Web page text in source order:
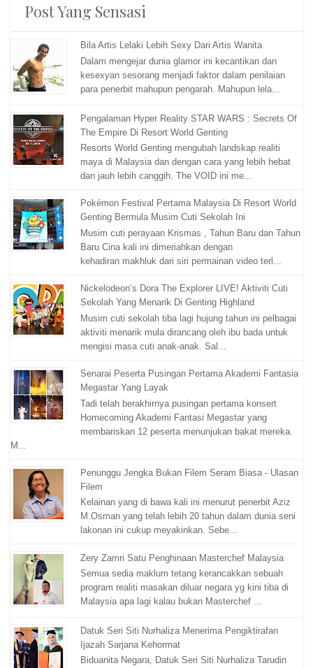
Post Yang Sensasi
Bila Artis Lelaki Lebih Sexy Dari Artis Wanita
Dalam mengejar dunia glamor ini kecantikan dan
kesexyan sesorang menjadi faktor dalam penilaian
para penerbit mahupun pengarah. Mahupun lela...
Pengalaman Hyper Reality STAR WARS : Secrets Of
The Empire Di Resort World Genting
Resorts World Genting mengubah landskap realiti
maya di Malaysia dan dengan cara yang lebih hebat
dan jauh lebih canggih. The VOID ini me...
Pokémon Festival Pertama Malaysia Di Resort World
Genting Bermula Musim Cuti Sekolah Ini
Musim cuti perayaan Krismas , Tahun Baru dan Tahun
Baru Cina kali ini dimeriahkan dengan
kehadiran makhluk dari siri permainan video terl...
Nickelodeon’s Dora The Explorer LIVE! Aktiviti Cuti
Sekolah Yang Menarik Di Genting Highland
Musim cuti sekolah tiba lagi hujung tahun ini pelbagai
aktiviti menarik mula dirancang oleh ibu bada untuk
mengisi masa cuti anak-anak. Sal...
Senarai Peserta Pusingan Pertama Akademi Fantasia
Megastar Yang Layak
Tadi telah berakhirnya pusingan pertama konsert
Homecoming Akademi Fantasi Megastar yang
membariskan 12 peserta menunjukan bakat mereka.
M...
Penunggu Jengka Bukan Filem Seram Biasa - Ulasan
Filem
Kelainan yang di bawa kali ini menurut penerbit Aziz
M.Osman yang telah lebih 20 tahun dalam dunia seni
lakonan ini cukup meyakinkan. Sebe...
Zery Zamri Satu Penghinaan Masterchef Malaysia
Semua sedia maklum tetang kerancakkan sebuah
program realiti masakan diluar negara yg kini tiba di
Malaysia apa lagi kalau bukan Masterchef ...
Datuk Seri Siti Nurhaliza Menerima Pengiktirafan
Ijazah Sarjana Kehormat
Biduanita Negara, Datuk Seri Siti Nurhaliza Tarudin